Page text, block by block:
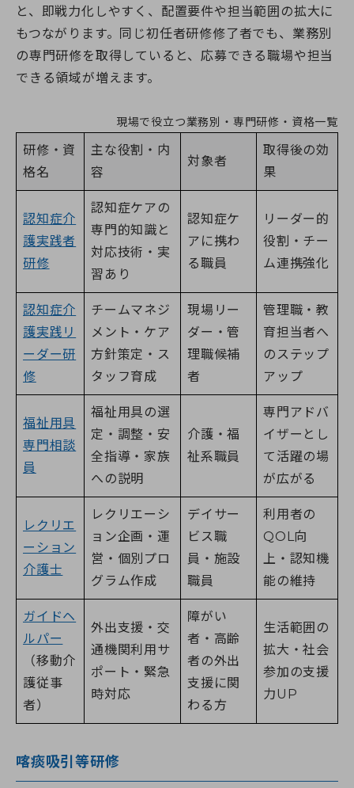
と、即戦力化しやすく、配置要件や担当範囲の拡大に
もつながります。同じ初任者研修修了者でも、業務別
の専門研修を取得していると、応募できる職場や担当
できる領域が増えます。
現場で役立つ業務別・専門研修・資格一覧
研修・資
格名
主な役割・内
容
対象者
取得後の効
果
認知症介
護実践者
研修
認知症ケアの
専門的知識と
対応技術・実
習あり
認知症ケ
アに携わ
る職員
リーダー的
役割・チー
ム連携強化
認知症介
護実践リ
ーダー研
修
チームマネジ
メント・ケア
方針策定・ス
タッフ育成
現場リー
ダー・管
理職候補
者
管理職・教
育担当者へ
のステップ
アップ
福祉用具
専門相談
員
福祉用具の選
定・調整・安
全指導・家族
への説明
介護・福
祉系職員
専門アドバ
イザーとし
て活躍の場
が広がる
レクリエ
ーション
介護士
レクリエーシ
ョン企画・運
営・個別プロ
グラム作成
デイサー
ビス職
員・施設
職員
利用者の
QOL向
上・認知機
能の維持
ガイドヘ
ルパー
（移動介
護従事
者）
外出支援・交
通機関利用サ
ポート・緊急
時対応
障がい
者・高齢
者の外出
支援に関
わる方
生活範囲の
拡大・社会
参加の支援
力UP
喀痰吸引等研修